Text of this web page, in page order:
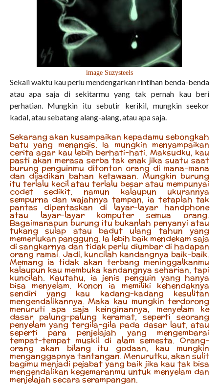
image Suzysteels
Sekali waktu kau perlu mendengarkan rintihan benda-benda
atau apa saja di sekitarmu yang tak pernah kau beri
perhatian. Mungkin itu sebutir kerikil, mungkin seekor
kadal, atau sebatang alang-alang, atau apa saja.
Sekarang akan kusampaikan kepadamu sebongkah
batu yang menangis. Ia mungkin menyampaikan
cerita agar kau lebih berhati-hati. Maksudku, kau
pasti akan merasa serba tak enak jika suatu saat
burung penguinmu ditonton orang di mana-mana
dan dijadikan bahan ketawaan. Mungkin burung
itu terlalu kecil atau terlalu besar atau mempunyai
codet sedikit, namun kalaupun ukurannya
sempurna dan wajahnya tampan, ia tetaplah tak
pantas dipentaskan di layar-layar handphone
atau layar-layar komputer semua orang.
Bagaimanapun burung itu bukanlah penyanyi atau
tukang sulap atau badut ulang tahun yang
memerlukan panggung. Ia lebih baik mendekam saja
di sangkarnya dan tidak perlu diumbar di hadapan
orang ramai. Jadi, kuncilah kandangnya baik-baik.
Memang ia tidak akan terbang meninggalkanmu
kalaupun kau membuka kandangnya seharian, tapi
kuncilah. Kautahu, ia jenis penguin yang hanya
bisa menyelam. Konon ia memiliki kehendaknya
sendiri yang kau kadang-kadang kesulitan
mengendalikannya. Maka kau mungkin terdorong
menuruti apa saja keinginannya, menyelam ke
dasar palung-palung keramat, seperti seorang
penyelam yang tergila-gila pada dasar laut, atau
seperti para penjelajah yang mengembarai
tempat-tempat muskil di alam semesta. Orang-
orang akan bilang itu godaan, kau mungkin
menganggapnya tantangan. Menurutku, akan sulit
bagimu menjadi pejabat yang baik jika kau tak bisa
mengendalikan kegemaranmu untuk menyelam dan
menjelajah secara serampangan.